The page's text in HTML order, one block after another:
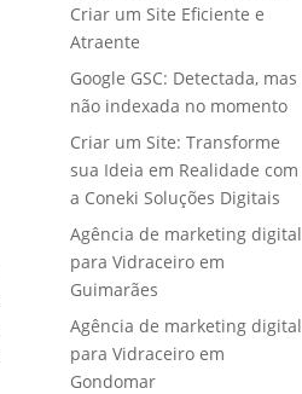
Criar um Site Eficiente e
Atraente
Google GSC: Detectada, mas
não indexada no momento
Criar um Site: Transforme
sua Ideia em Realidade com
a Coneki Soluções Digitais
Agência de marketing digital
para Vidraceiro em
Guimarães
Agência de marketing digital
para Vidraceiro em
Gondomar